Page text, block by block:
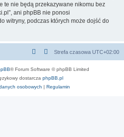
te nie będą przekazywane nikomu bez
ani phpBB nie ponosi
witryny, podczas których może dojść do
Strefa czasowa UTC+02:00
® Forum Software © phpBB Limited
dostarcza phpBB.pl
osobowych | Regulamin